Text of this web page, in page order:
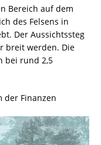
Bereich auf dem
des Felsens in
Der Aussichtssteg
breit werden. Die
bei rund 2,5
der Finanzen